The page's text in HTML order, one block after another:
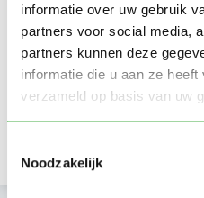
informatie over uw gebruik
partners voor social media,
partners kunnen deze
informatie die u aan ze
verzameld op basis van uw
Noodzakelijk
Kan oppassen op
Ma Di
Ochtend
Namiddag
Avond
NIEUW